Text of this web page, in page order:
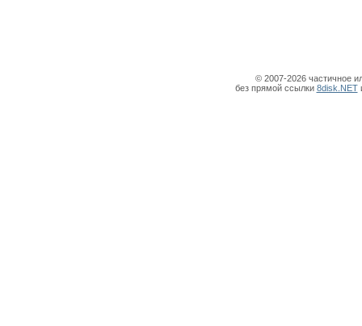
© 2007-2026 частичное
без прямой ссылки 8disk.NET